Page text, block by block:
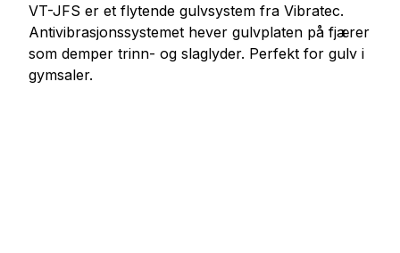
French
Estonian
VT-JFS er et flytende gulvsystem fra Vibratec.
Antivibrasjonssystemet hever gulvplaten på fjærer
som demper trinn- og slaglyder. Perfekt for gulv i
gymsaler.